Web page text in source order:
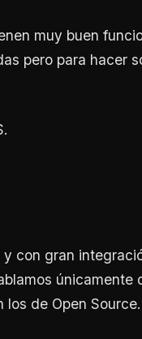
muy buen
pero para hacer
con gran
únicamente
de Open Source.